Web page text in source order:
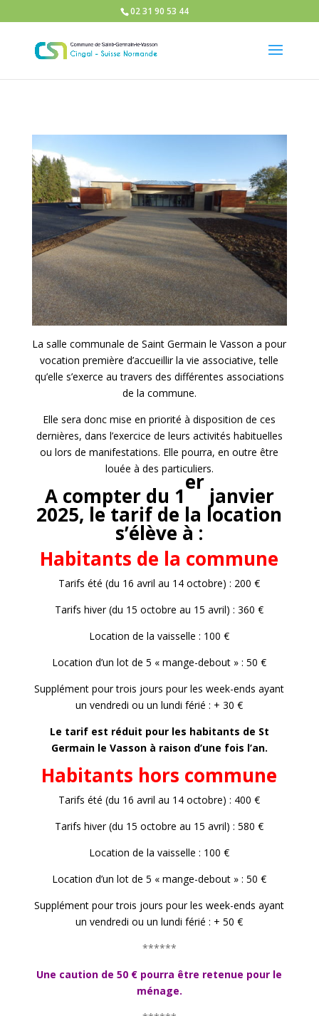
02 31 90 53 44
La salle communale de Saint Germain le Vasson a pour
vocation première d’accueillir la vie associative, telle
qu’elle s’exerce au travers des différentes associations
de la commune.
Elle sera donc mise en priorité à disposition de ces
dernières, dans l’exercice de leurs activités habituelles
ou lors de manifestations. Elle pourra, en outre être
louée à des particuliers.
A compter du 1
er
janvier
2025, le tarif de la location
s’élève à :
Habitants de la commune
Tarifs été (du 16 avril au 14 octobre) : 200 €
Tarifs hiver (du 15 octobre au 15 avril) : 360 €
Location de la vaisselle : 100 €
Location d’un lot de 5 « mange-debout » : 50 €
Supplément pour trois jours pour les week-ends ayant
un vendredi ou un lundi férié : + 30 €
Le tarif est réduit pour les habitants de St
Germain le Vasson à raison d’une fois l’an.
Habitants hors commune
Tarifs été (du 16 avril au 14 octobre) : 400 €
Tarifs hiver (du 15 octobre au 15 avril) : 580 €
Location de la vaisselle : 100 €
Location d’un lot de 5 « mange-debout » : 50 €
Supplément pour trois jours pour les week-ends ayant
un vendredi ou un lundi férié : + 50 €
******
Une caution de 50 € pourra être retenue pour le
ménage.